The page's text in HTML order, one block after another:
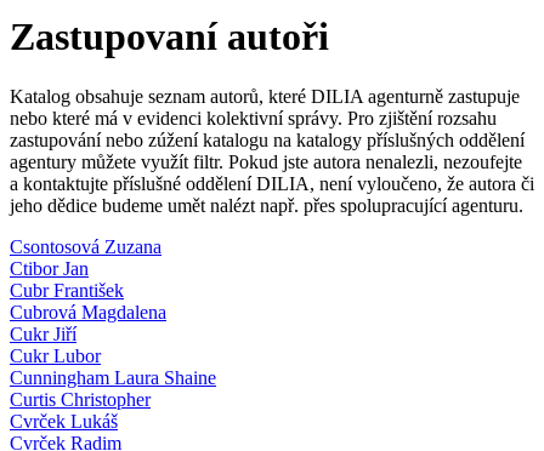
Zastupovaní autoři
Katalog obsahuje seznam autorů, které DILIA agenturně zastupuje
nebo které má v evidenci kolektivní správy. Pro zjištění rozsahu
zastupování nebo zúžení katalogu na katalogy příslušných oddělení
agentury můžete využít filtr. Pokud jste autora nenalezli, nezoufejte
a kontaktujte příslušné oddělení DILIA, není vyloučeno, že autora či
jeho dědice budeme umět nalézt např. přes spolupracující agenturu.
Csontosová Zuzana
Ctibor Jan
Cubr František
Cubrová Magdalena
Cukr Jiří
Cukr Lubor
Cunningham Laura Shaine
Curtis Christopher
Cvrček Lukáš
Cvrček Radim